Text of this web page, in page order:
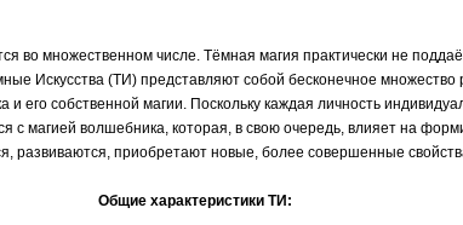
во множественном числе. Тёмная магия практически не
Искусства (ТИ) представляют собой бесконечное множество
и его собственной магии. Поскольку каждая личность
с магией волшебника, которая, в свою очередь, влияет на
развиваются, приобретают новые, более совершенные
Общие характеристики ТИ: